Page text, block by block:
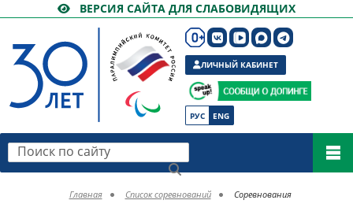
ВЕРСИЯ САЙТА ДЛЯ СЛАБОВИДЯЩИХ
РУС ENG
ЛИЧНЫЙ КАБИНЕТ
Поиск по сайту
Главная Список соревнований Соревнования